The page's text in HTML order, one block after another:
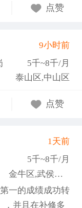
能够很好地吸纳
高度敬业精神、
点赞
(张卓璐)9小时前
5千~8千/月
泰山区,中山区
点赞
1天前
5千~8千/月
金牛区,武侯区,青羊区
一的成绩成功转
，并且在补修多